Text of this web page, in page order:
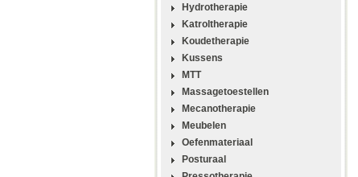
Hydrotherapie
Katroltherapie
Koudetherapie
Kussens
MTT
Massagetoestellen
Mecanotherapie
Meubelen
Oefenmateriaal
Posturaal